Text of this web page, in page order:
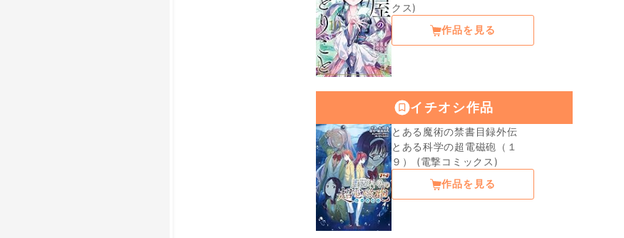
クス)
作品を見る
イチオシ作品
とある魔術の禁書目録外伝
とある科学の超電磁砲（１
９） (電撃コミックス)
作品を見る